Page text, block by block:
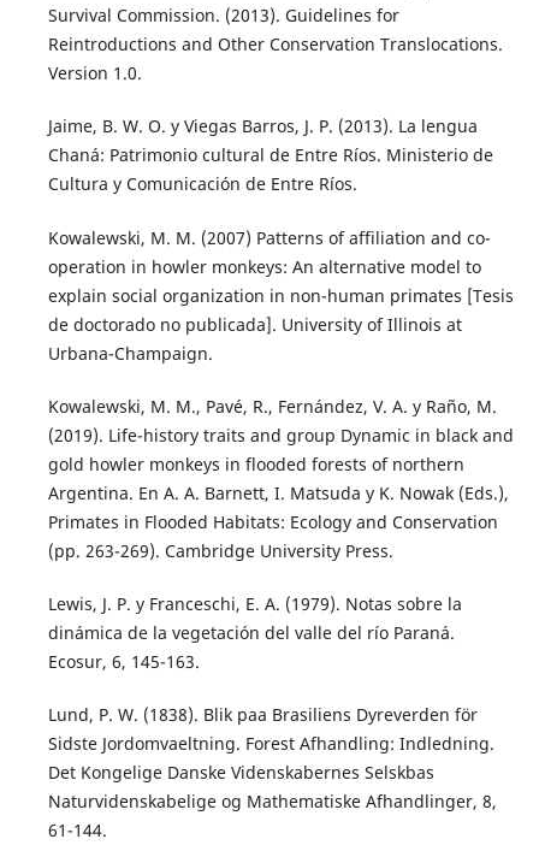
Survival Commission. (2013). Guidelines for
Reintroductions and Other Conservation Translocations.
Version 1.0.
Jaime, B. W. O. y Viegas Barros, J. P. (2013). La lengua
Chaná: Patrimonio cultural de Entre Ríos. Ministerio de
Cultura y Comunicación de Entre Ríos.
Kowalewski, M. M. (2007) Patterns of affiliation and co-
operation in howler monkeys: An alternative model to
explain social organization in non-human primates [Tesis
de doctorado no publicada]. University of Illinois at
Urbana-Champaign.
Kowalewski, M. M., Pavé, R., Fernández, V. A. y Raño, M.
(2019). Life-history traits and group Dynamic in black and
gold howler monkeys in flooded forests of northern
Argentina. En A. A. Barnett, I. Matsuda y K. Nowak (Eds.),
Primates in Flooded Habitats: Ecology and Conservation
(pp. 263-269). Cambridge University Press.
Lewis, J. P. y Franceschi, E. A. (1979). Notas sobre la
dinámica de la vegetación del valle del río Paraná.
Ecosur, 6, 145-163.
Lund, P. W. (1838). Blik paa Brasiliens Dyreverden för
Sidste Jordomvaeltning. Forest Afhandling: Indledning.
Det Kongelige Danske Videnskabernes Selskbas
Naturvidenskabelige og Mathematiske Afhandlinger, 8,
61-144.